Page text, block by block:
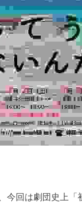
回は劇団史上「